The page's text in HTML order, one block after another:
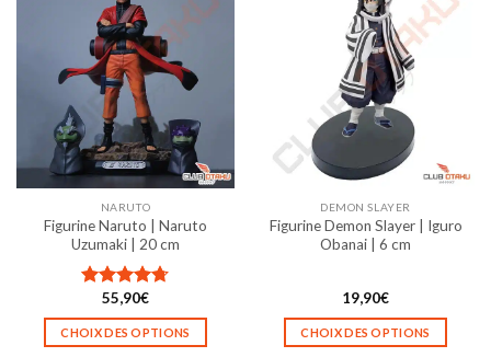
NARUTO
Figurine Naruto | Naruto
Uzumaki | 20 cm
Note4.67
sur 5
55,90€
CHOIX DES OPTIONS
DEMON SLAYER
Figurine Demon Slayer | Iguro
Obanai | 6 cm
19,90€
CHOIX DES OPTIONS